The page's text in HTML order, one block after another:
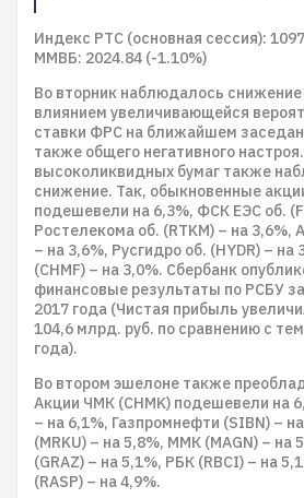
Индекс РТС (основная сессия):
ММВБ: 2024.84 (-1.10%)
Во вторник наблюдалось
влиянием увеличивающейся
ставки ФРС на ближайшем
также общего негативного
высоколиквидных бумаг также
снижение. Так, обыкновенные
подешевели на 6,3%, ФСК ЕЭС об.
Ростелекома об. (RTKM) – на 3,6%,
– на 3,6%, Русгидро об. (HYDR) – на
(CHMF) – на 3,0%. Сбербанк
финансовые результаты по РСБУ
2017 года (Чистая прибыль
104,6 млрд. руб. по сравнению с
года).
Во втором эшелоне также
Акции ЧМК (CHMK) подешевели на
– на 6,1%, Газпромнефти (SIBN) –
(MRKU) – на 5,8%, ММК (MAGN) – на
(GRAZ) – на 5,1%, РБК (RBCI) – на
(RASP) – на 4,9%.